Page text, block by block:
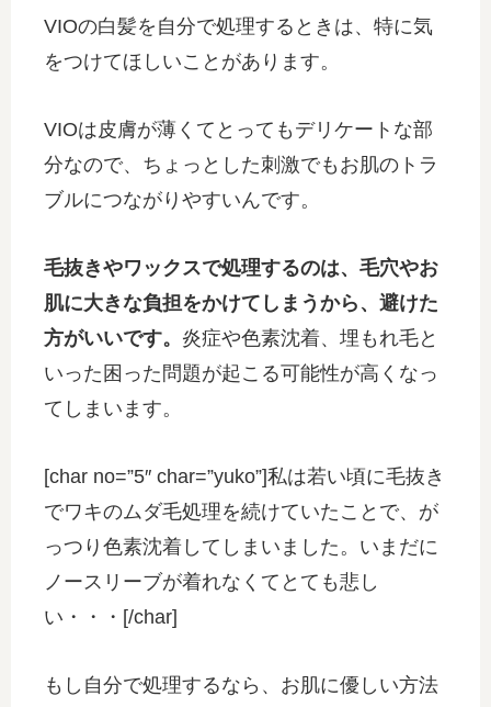
VIOの白髪を自分で処理するときは、特に気
をつけてほしいことがあります。
VIOは皮膚が薄くてとってもデリケートな部
分なので、ちょっとした刺激でもお肌のトラ
ブルにつながりやすいんです。
毛抜きやワックスで処理するのは、毛穴やお
肌に大きな負担をかけてしまうから、避けた
方がいいです。 炎症や色素沈着、埋もれ毛と
いった困った問題が起こる可能性が高くなっ
てしまいます。
[char no=”5″ char=”yuko”]私は若い頃に毛抜き
でワキのムダ毛処理を続けていたことで、が
っつり色素沈着してしまいました。いまだに
ノースリーブが着れなくてとても悲し
い・・・[/char]
もし自分で処理するなら、お肌に優しい方法